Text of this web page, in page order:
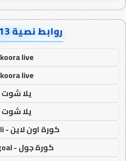
روابط نصية AA80513
koora live
koora live
يلا شوت
يلا شوت
كورة اون لاين - kora onli
كورة جول - kora goal